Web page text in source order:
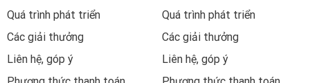
Quá trình phát triển
Các giải thưởng
Liên hệ, góp ý
Quá trình phát triển
Các giải thưởng
Liên hệ, góp ý